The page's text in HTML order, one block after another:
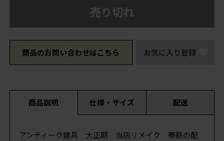
売り切れ
商品のお問い合わせはこちら お気に入り登録
商品説明 仕様・サイズ 配送
アンティーク建具 大正期 当店リメイク 帯鉄の配